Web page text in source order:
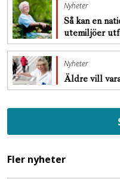
Nyheter
Så kan en
utemiljöer
Nyheter
Äldre vill
Fler nyheter